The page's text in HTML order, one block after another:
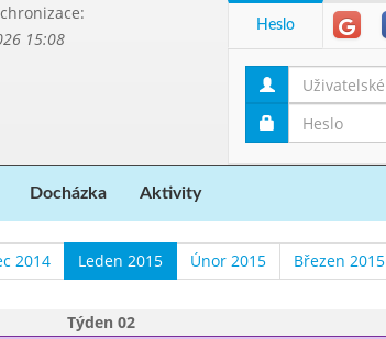
15:08
Heslo
Docházka Aktivity
2014 Leden 2015 Únor 2015 Březen 2015
Týden 02